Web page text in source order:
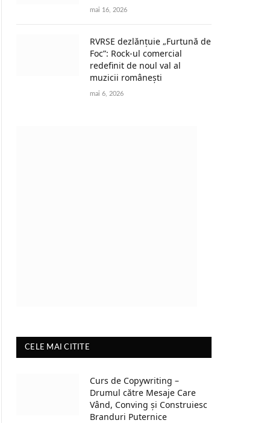
mai 16, 2026
RVRSE dezlănțuie „Furtună de
Foc”: Rock-ul comercial
redefinit de noul val al
muzicii românești
mai 6, 2026
CELE MAI CITITE
Curs de Copywriting –
Drumul către Mesaje Care
Vând, Conving și Construiesc
Branduri Puternice